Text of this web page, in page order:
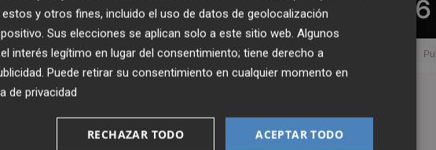
y otros fines, incluido el uso de datos de geolocalización
Sus elecciones se aplican solo a este sitio web. Algunos
interés legítimo en lugar del consentimiento; tiene derecho a
. Puede retirar su consentimiento en cualquier momento en
de privacidad
ACEPTAR TODO
RECHAZAR TODO